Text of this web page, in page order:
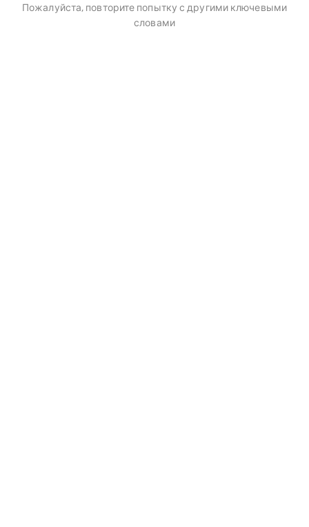
Пожалуйста, повторите попытку с другими ключевыми
словами